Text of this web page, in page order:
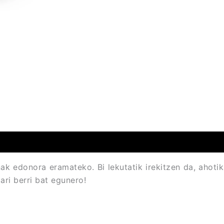
edonora eramateko. Bi lekutatik irekitzen da,
berri bat egunero!